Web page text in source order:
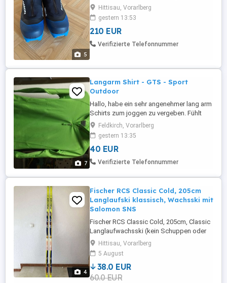
5
Die Salomon S RACE Classic
Langlaufschuhe bieten leichtgewichtige
Wettkampf-Performance, die dein
läuferisches Können zu neuen Höhen
führt. Mit dem perfekten Flex für den
Hittisau, Vorarlberg
gestern 13:53
210 EUR
Verifizierte Telefonnummer
7
Langarm Shirt - GTS - Sport
Outdoor
Hallo, habe ein sehr angenehmer lang arm
Schirts zum joggen zu vergeben. Fühlt
sich weich und warm an der Haut an. Ist
neuwertig, es kann Man oder die Frau
getragen werden, würde ich sagen. Sehr
schöne Farbe. Zum Schifahren unter der
Jacke ideal. Einfach zu klein für mich.
Feldkirch, Vorarlberg
gestern 13:35
40 EUR
Verifizierte Telefonnummer
4
Fischer RCS Classic Cold, 205cm
Langlaufski klassisch, Wachsski mit
Salomon SNS
Fischer RCS Classic Cold, 205cm, Classic
Langlaufwachsski (kein Schuppen oder
Fellski, Steigzone in der Skimitte muß mit
Steigwachs gewachst werden) mit
Salomon SNS Bindung Nicht für Anfänger
geeignet! Ski ist mit Rennschliff versehen
und wurde regelmäßig gewachst da
Hittisau, Vorarlberg
5 August
38.0 EUR
60.0 EUR